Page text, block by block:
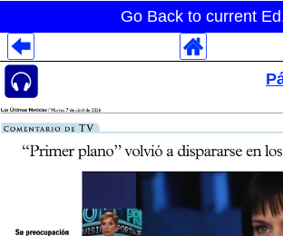
Go Back to current
Despliegues Analytics
Despliegues Totales
Despliegues por Rubros